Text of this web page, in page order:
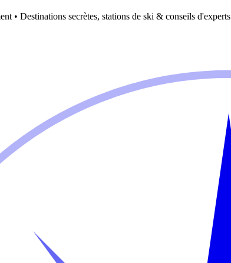
• Destinations secrètes, stations de ski & conseils d'experts